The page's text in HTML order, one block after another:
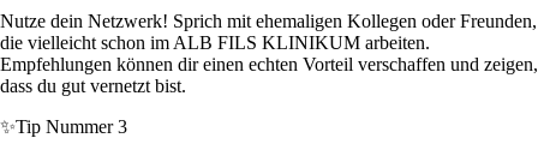
Nutze dein Netzwerk! Sprich mit ehemaligen Kollegen oder Freunden,
die vielleicht schon im ALB FILS KLINIKUM arbeiten.
Empfehlungen können dir einen echten Vorteil verschaffen und zeigen,
dass du gut vernetzt bist.
✨Tip Nummer 3